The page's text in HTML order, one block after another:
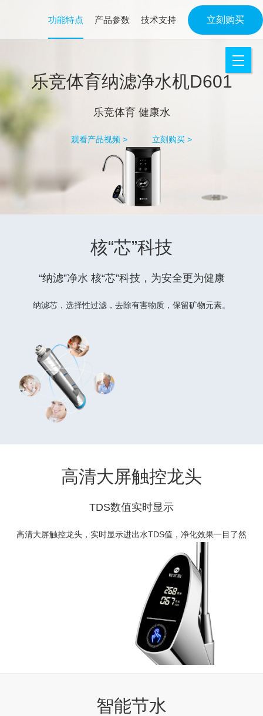
功能特点 产品参数 技术支持 立刻购买
乐竞体育纳滤净水机D601
乐竞体育 健康水
观看产品视频 > 立刻购买 >
核“芯”科技
“纳滤”净水 核“芯”科技，为安全更为健康
纳滤芯，选择性过滤，去除有害物质，保留矿物元素。
高清大屏触控龙头
TDS数值实时显示
高清大屏触控龙头，实时显示进出水TDS值，净化效果一目了然
智能节水